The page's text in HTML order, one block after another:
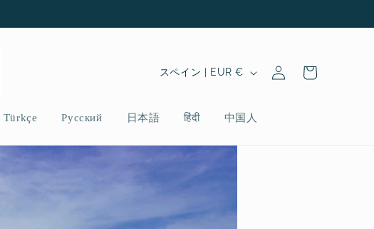
Türkçe Русский 日本語 हिंदी 中国人
国
地
スペイン | EUR €
イ
ー